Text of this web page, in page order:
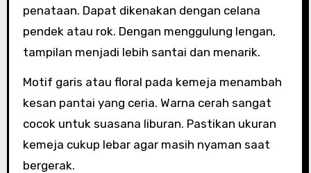
penataan. Dapat dikenakan dengan celana
pendek atau rok. Dengan menggulung lengan,
tampilan menjadi lebih santai dan menarik.
Motif garis atau floral pada kemeja menambah
kesan pantai yang ceria. Warna cerah sangat
cocok untuk suasana liburan. Pastikan ukuran
kemeja cukup lebar agar masih nyaman saat
bergerak.